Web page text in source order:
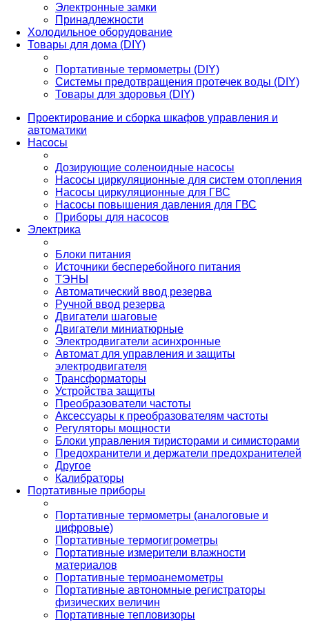
Электронные замки
Принадлежности
Холодильное оборудование
Товары для дома (DIY)
Портативные термометры (DIY)
Системы предотвращения протечек воды (DIY)
Товары для здоровья (DIY)
Проектирование и сборка шкафов управления и
автоматики
Насосы
Дозирующие соленоидные насосы
Насосы циркуляционные для систем отопления
Насосы циркуляционные для ГВС
Насосы повышения давления для ГВС
Приборы для насосов
Электрика
Блоки питания
Источники бесперебойного питания
ТЭНЫ
Автоматический ввод резерва
Ручной ввод резерва
Двигатели шаговые
Двигатели миниатюрные
Электродвигатели асинхронные
Автомат для управления и защиты
электродвигателя
Трансформаторы
Устройства защиты
Преобразователи частоты
Аксессуары к преобразователям частоты
Регуляторы мощности
Блоки управления тиристорами и симисторами
Предохранители и держатели предохранителей
Другое
Калибраторы
Портативные приборы
Портативные термометры (аналоговые и
цифровые)
Портативные термогигрометры
Портативные измерители влажности
материалов
Портативные термоанемометры
Портативные автономные регистраторы
физических величин
Портативные тепловизоры